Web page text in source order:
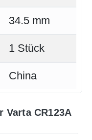
34.5 mm
1 Stück
China
Varta CR123A